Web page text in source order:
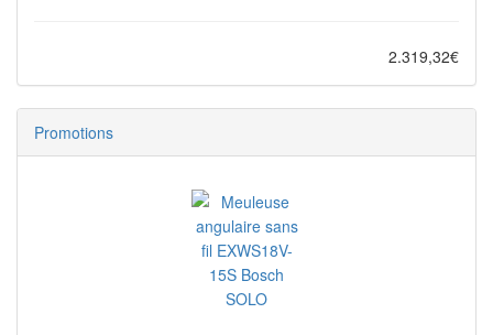
2.319,32€
Promotions